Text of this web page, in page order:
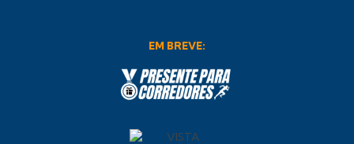
EM BREVE: